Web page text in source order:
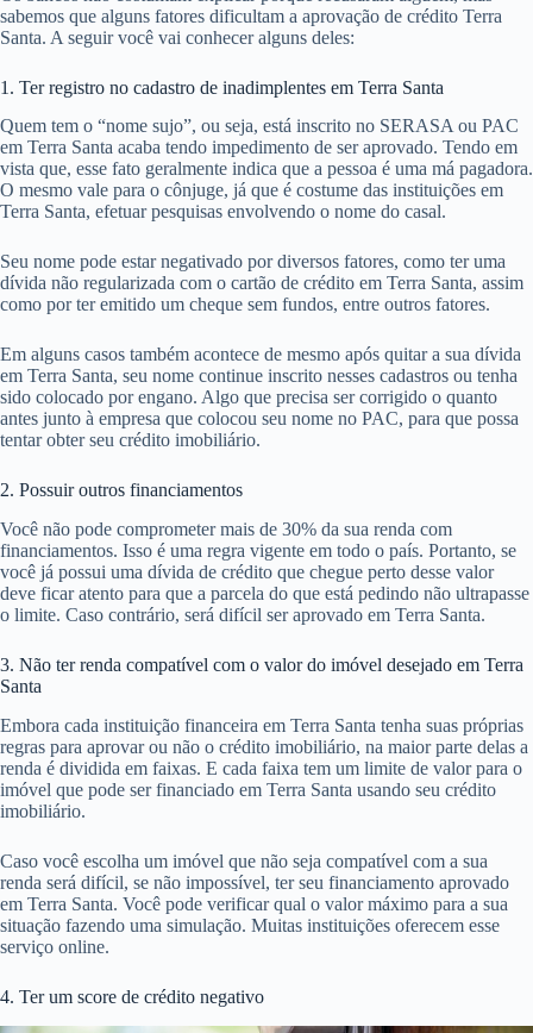
sabemos que alguns fatores dificultam a aprovação de crédito Terra
Santa. A seguir você vai conhecer alguns deles:
1. Ter registro no cadastro de inadimplentes em Terra Santa
Quem tem o “nome sujo”, ou seja, está inscrito no SERASA ou PAC
em Terra Santa acaba tendo impedimento de ser aprovado. Tendo em
vista que, esse fato geralmente indica que a pessoa é uma má pagadora.
O mesmo vale para o cônjuge, já que é costume das instituições em
Terra Santa, efetuar pesquisas envolvendo o nome do casal.
Seu nome pode estar negativado por diversos fatores, como ter uma
dívida não regularizada com o cartão de crédito em Terra Santa, assim
como por ter emitido um cheque sem fundos, entre outros fatores.
Em alguns casos também acontece de mesmo após quitar a sua dívida
em Terra Santa, seu nome continue inscrito nesses cadastros ou tenha
sido colocado por engano. Algo que precisa ser corrigido o quanto
antes junto à empresa que colocou seu nome no PAC, para que possa
tentar obter seu crédito imobiliário.
2. Possuir outros financiamentos
Você não pode comprometer mais de 30% da sua renda com
financiamentos. Isso é uma regra vigente em todo o país. Portanto, se
você já possui uma dívida de crédito que chegue perto desse valor
deve ficar atento para que a parcela do que está pedindo não ultrapasse
o limite. Caso contrário, será difícil ser aprovado em Terra Santa.
3. Não ter renda compatível com o valor do imóvel desejado em Terra
Santa
Embora cada instituição financeira em Terra Santa tenha suas próprias
regras para aprovar ou não o crédito imobiliário, na maior parte delas a
renda é dividida em faixas. E cada faixa tem um limite de valor para o
imóvel que pode ser financiado em Terra Santa usando seu crédito
imobiliário.
Caso você escolha um imóvel que não seja compatível com a sua
renda será difícil, se não impossível, ter seu financiamento aprovado
em Terra Santa. Você pode verificar qual o valor máximo para a sua
situação fazendo uma simulação. Muitas instituições oferecem esse
serviço online.
4. Ter um score de crédito negativo